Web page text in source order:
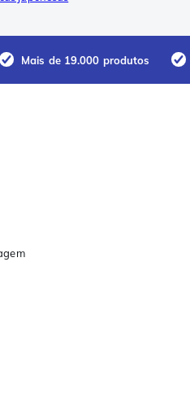
Mais de 19.000 produtos